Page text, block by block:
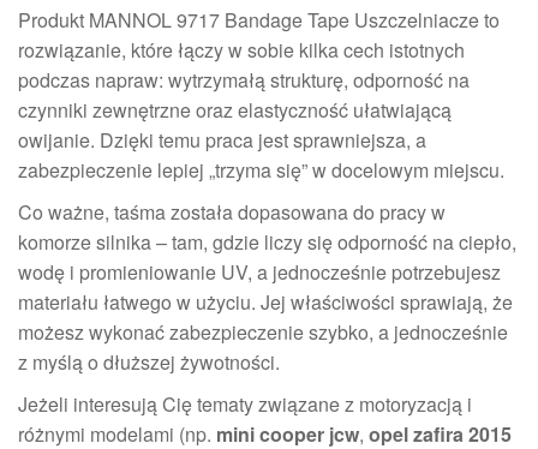
Produkt MANNOL 9717 Bandage Tape Uszczelniacze to
rozwiązanie, które łączy w sobie kilka cech istotnych
podczas napraw: wytrzymałą strukturę, odporność na
czynniki zewnętrzne oraz elastyczność ułatwiającą
owijanie. Dzięki temu praca jest sprawniejsza, a
zabezpieczenie lepiej „trzyma się” w docelowym miejscu.
Co ważne, taśma została dopasowana do pracy w
komorze silnika – tam, gdzie liczy się odporność na ciepło,
wodę i promieniowanie UV, a jednocześnie potrzebujesz
materiału łatwego w użyciu. Jej właściwości sprawiają, że
możesz wykonać zabezpieczenie szybko, a jednocześnie
z myślą o dłuższej żywotności.
Jeżeli interesują Cię tematy związane z motoryzacją i
różnymi modelami (np. mini cooper jcw, opel zafira 2015